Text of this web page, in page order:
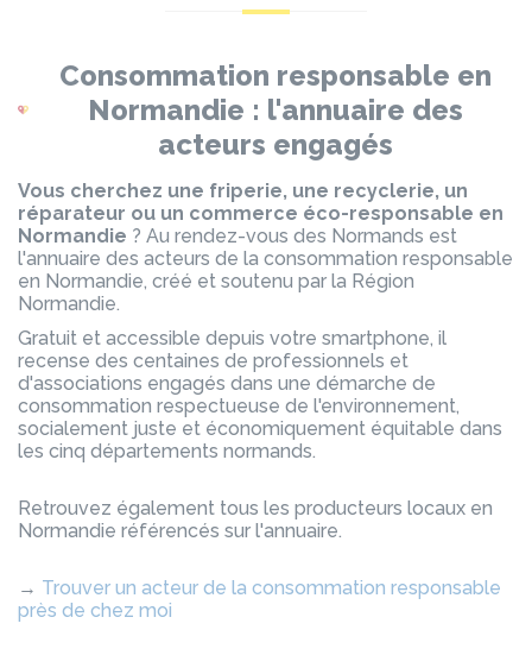
Consommation responsable en
Normandie : l'annuaire des
acteurs engagés
Vous cherchez une friperie, une recyclerie, un
réparateur ou un commerce éco-responsable en
Normandie ? Au rendez-vous des Normands est
l'annuaire des acteurs de la consommation responsable
en Normandie, créé et soutenu par la Région
Normandie.
Gratuit et accessible depuis votre smartphone, il
recense des centaines de professionnels et
d'associations engagés dans une démarche de
consommation respectueuse de l'environnement,
socialement juste et économiquement équitable dans
les cinq départements normands.
Retrouvez également tous les producteurs locaux en
Normandie référencés sur l'annuaire.
→ Trouver un acteur de la consommation responsable
près de chez moi